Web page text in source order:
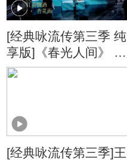
[经典咏流传第三季 纯
享版]《春光人间》 演
唱：韩庚
[经典咏流传第三季]王